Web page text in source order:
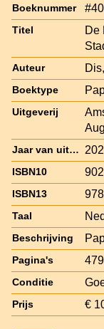
Boeknummer
Titel
De
Auteur
Boektype
Uitgeverij
Jaar van uitgave
ISBN10
ISBN13
Taal
Beschrijving
Pagina's 479
Conditie
Prijs €